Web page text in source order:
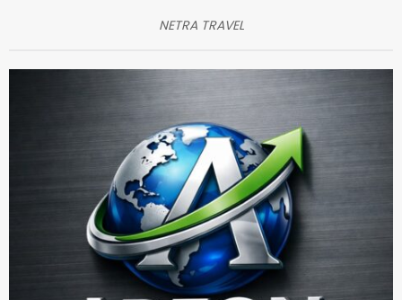
NETRA TRAVEL